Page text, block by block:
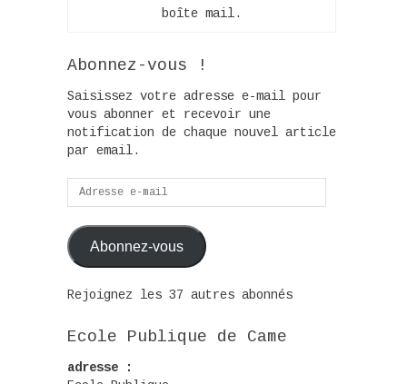
boîte mail.
Abonnez-vous !
Saisissez votre adresse e-mail pour
vous abonner et recevoir une
notification de chaque nouvel article
par email.
Adresse
e-
mail
Abonnez-vous
Rejoignez les 37 autres abonnés
Ecole Publique de Came
adresse :